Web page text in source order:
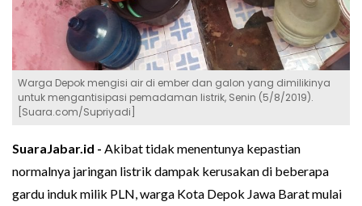
Warga Depok mengisi air di ember dan galon yang dimilikinya
untuk mengantisipasi pemadaman listrik, Senin (5/8/2019).
[Suara.com/Supriyadi]
SuaraJabar.id - Akibat tidak menentunya kepastian
normalnya jaringan listrik dampak kerusakan di beberapa
gardu induk milik PLN, warga Kota Depok Jawa Barat mulai